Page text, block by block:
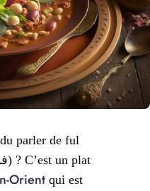
parler de ful
Orient qui est